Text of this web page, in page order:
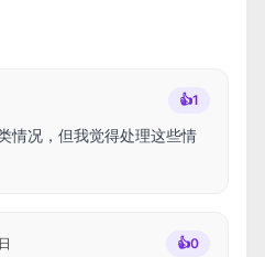
👍1
情况，但我觉得处理这些情
👍0